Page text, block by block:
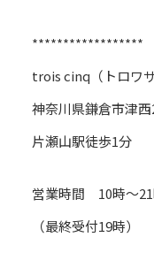
******************
trois cinq（トロワサ
神奈川県鎌倉市津
片瀬山駅徒歩1分
営業時間 10時～
（最終受付19時）